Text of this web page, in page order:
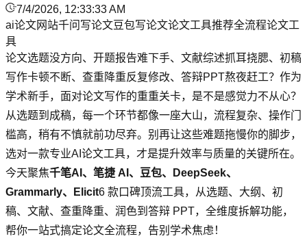
7/4/2026, 12:33:33 AM
ai论文网站千问写论文豆包写论文论文工具推荐全流程论文工
具
论文选题没方向、开题报告难下手、文献综述抓耳挠腮、初稿
写作卡顿不断、查重降重反复修改、答辩PPT熬夜赶工？作为
学术新手，面对论文写作的重重关卡，是不是感觉力不从心？
从选题到成稿，每一个环节都像一座大山，流程复杂、操作门
槛高，稍有不慎就前功尽弃。别再让这些难题拖慢你的脚步，
选对一款专业AI论文工具，才是提升效率与质量的关键所在。
今天聚焦千笔AI、笔捷 AI、豆包、DeepSeek、
Grammarly、Elicit6 款口碑顶流工具，从选题、大纲、初
稿、文献、查重降重、润色到答辩 PPT，全维度拆解功能，
帮你一站式搞定论文全流程，告别学术焦虑！